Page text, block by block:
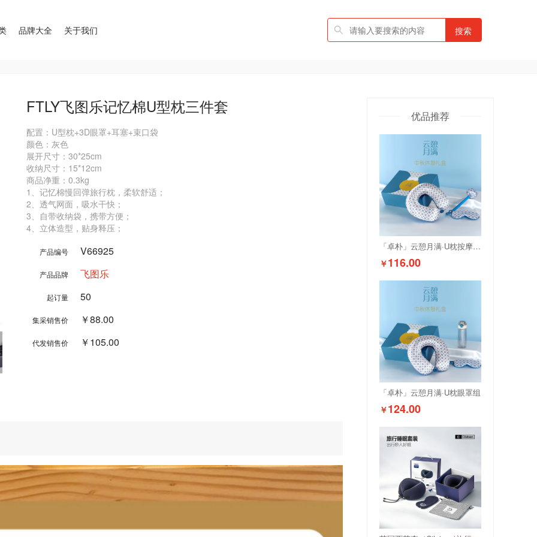
品牌大全 关于我们 搜索
FTLY飞图乐记忆棉U型枕三件套
配置：U型枕+3D眼罩+耳塞+束口袋
颜色：灰色
展开尺寸：30*25cm
收纳尺寸：15*12cm
商品净重：0.3kg
1、记忆棉慢回弹旅行枕，柔软舒适；
2、透气网面，吸水干快；
3、自带收纳袋，携带方便；
产品编号 V66925
产品品牌 飞图乐
起订量 50
集采销售价 ￥88.00
代发销售价 ￥105.00
优品推荐
「卓朴」云憩月满·U枕按摩锤组
￥116.00
「卓朴」云憩月满·U枕眼罩组
￥124.00